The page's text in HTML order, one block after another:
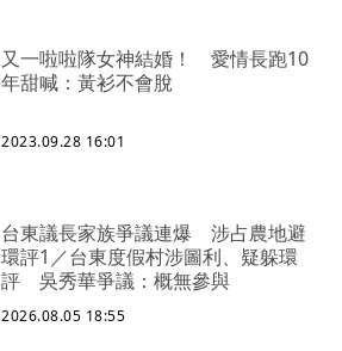
又一啦啦隊女神結婚！ 愛情長跑10
年甜喊：黃衫不會脫
2023.09.28 16:01
台東議長家族爭議連爆 涉占農地避
環評1／台東度假村涉圖利、疑躲環
評 吳秀華爭議：概無參與
2026.08.05 18:55